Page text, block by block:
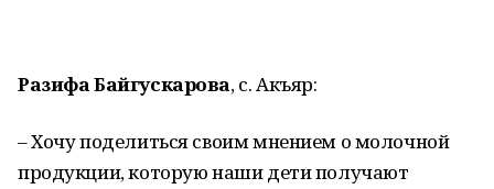
Разифа Байгускарова, с. Акъяр:
– Хочу поделиться своим мнением о молочной
продукции, которую наши дети получают